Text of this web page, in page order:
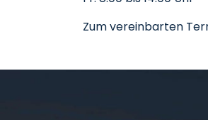
Zum vereinbarten